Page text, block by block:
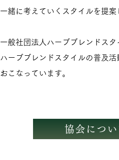
一緒に考えていくスタイルを提案
一般社団法人ハーブブレンドスタ
ハーブブレンドスタイルの普及活
おこなっています。
協会につい